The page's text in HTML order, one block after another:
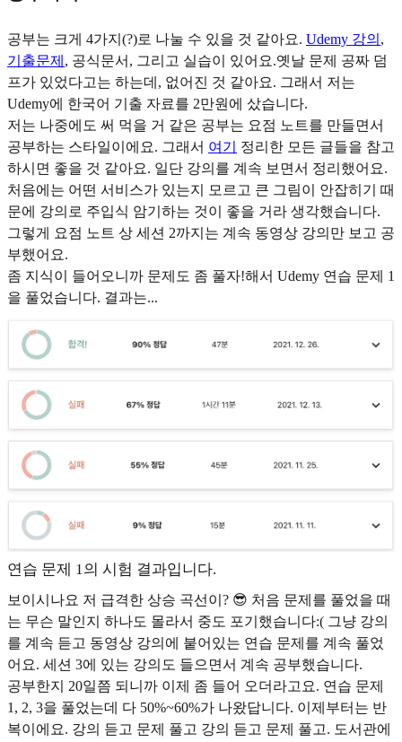
공부는 크게 4가지(?)로 나눌 수 있을 것 같아요. Udemy 강의 ,
기출문제 , 공식문서, 그리고 실습이 있어요.옛날 문제 공짜 덤
프가 있었다고는 하는데, 없어진 것 같아요. 그래서 저는
Udemy에 한국어 기출 자료를 2만원에 샀습니다.
저는 나중에도 써 먹을 거 같은 공부는 요점 노트를 만들면서
공부하는 스타일이에요. 그래서 여기
정리한 모든 글들을 참고
하시면 좋을 것 같아요. 일단 강의를 계속 보면서 정리했어요.
처음에는 어떤 서비스가 있는지 모르고 큰 그림이 안잡히기 때
문에 강의로 주입식 암기하는 것이 좋을 거라 생각했습니다.
그렇게 요점 노트 상 세션 2까지는 계속 동영상 강의만 보고 공
부했어요.
좀 지식이 들어오니까 문제도 좀 풀자!해서 Udemy 연습 문제 1
을 풀었습니다. 결과는...
연습 문제 1의 시험 결과입니다.
보이시나요 저 급격한 상승 곡선이? 😎 처음 문제를 풀었을 때
는 무슨 말인지 하나도 몰라서 중도 포기했습니다:( 그냥 강의
를 계속 듣고 동영상 강의에 붙어있는 연습 문제를 계속 풀었
어요. 세션 3에 있는 강의도 들으면서 계속 공부했습니다.
공부한지 20일쯤 되니까 이제 좀 들어 오더라고요. 연습 문제
1, 2, 3을 풀었는데 다 50%~60%가 나왔답니다. 이제부터는 반
복이에요. 강의 듣고 문제 풀고 강의 듣고 문제 풀고. 도서관에